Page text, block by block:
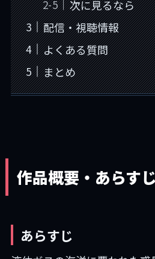
次に見るなら
配信・視聴情報
よくある質問
まとめ
作品概要・あらすじ
あらすじ